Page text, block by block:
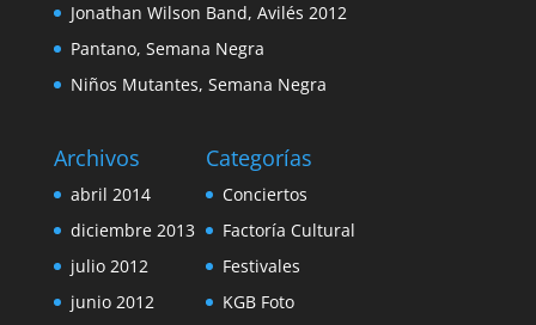
Jonathan Wilson Band, Avilés 2012
Pantano, Semana Negra
Niños Mutantes, Semana Negra
Archivos
abril 2014
diciembre 2013
julio 2012
junio 2012
Categorías
Conciertos
Factoría Cultural
Festivales
KGB Foto